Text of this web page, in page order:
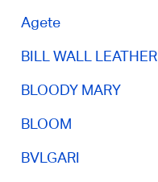
Agete
BILL WALL LEATHER
BLOODY MARY
BLOOM
BVLGARI